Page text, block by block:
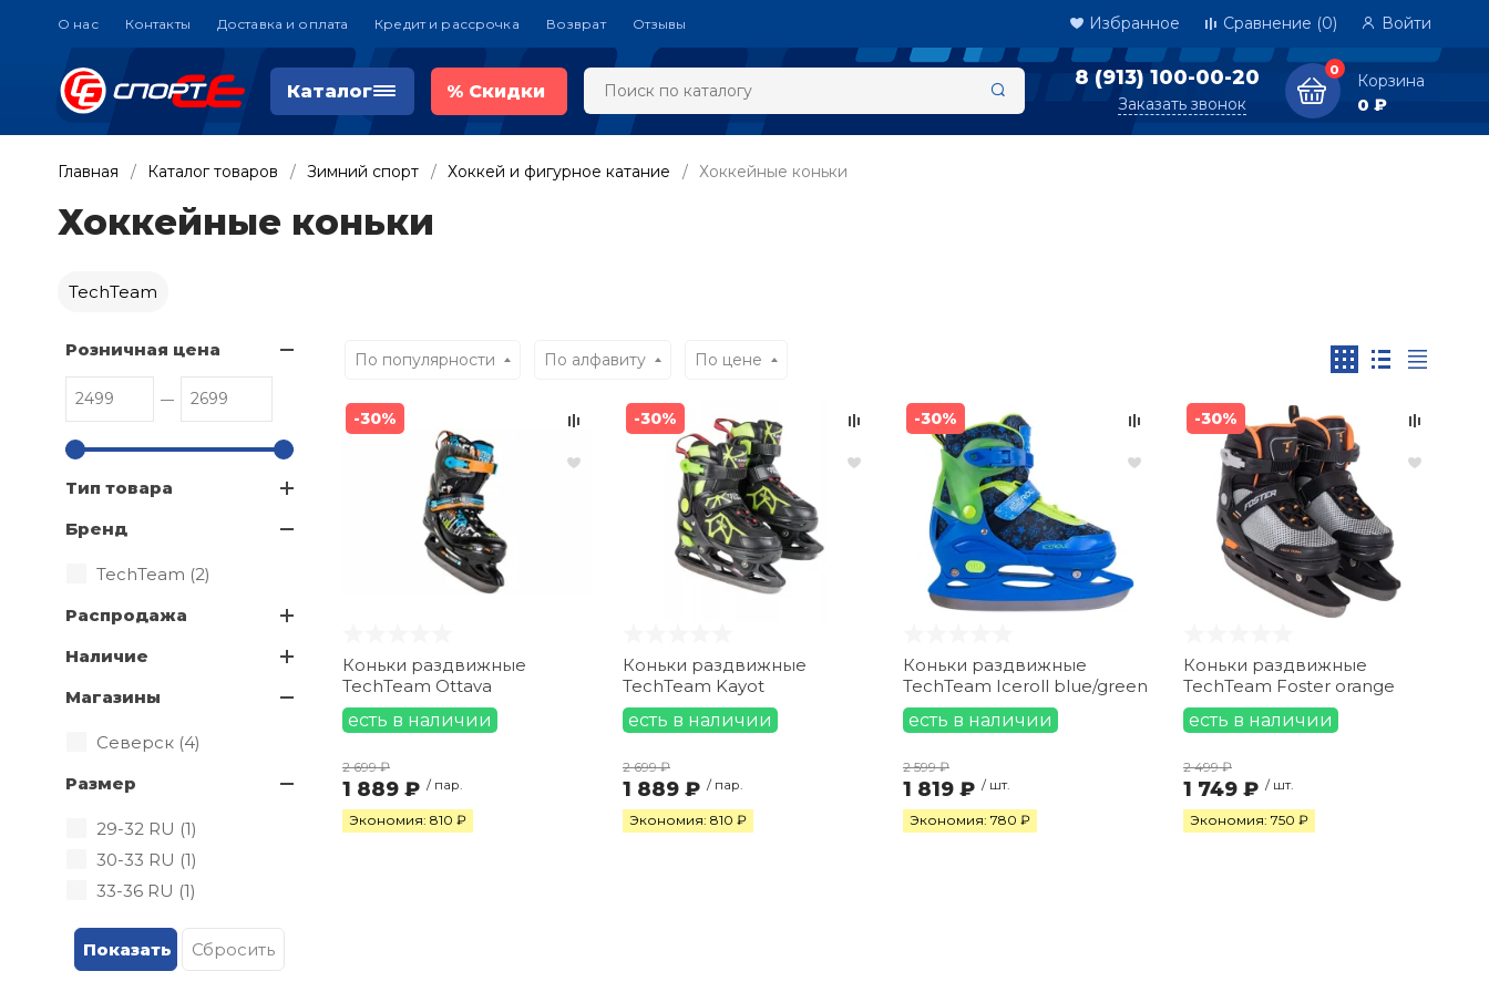
О нас Контакты Доставка и оплата Кредит и рассрочка Возврат Отзывы Избранное Сравнение (0) Войти
Каталог % Скидки
8 (913) 100-00-20
Заказать звонок
0
Корзина
0 ₽
Главная Каталог товаров Зимний спорт Хоккей и фигурное катание Хоккейные коньки
Хоккейные коньки
TechTeam
Розничная цена
Тип товара
Бренд
TechTeam (2)
Распродажа
Наличие
Магазины
Северск (4)
Размер
29-32 RU (1)
30-33 RU (1)
33-36 RU (1)
По популярности По алфавиту По цене
-30%
Коньки раздвижные
TechTeam Ottava
есть в наличии
2 699 ₽
1 889 ₽ / пар.
Экономия: 810 ₽
-30%
Коньки раздвижные
TechTeam Kayot
есть в наличии
2 699 ₽
1 889 ₽ / пар.
Экономия: 810 ₽
-30%
Коньки раздвижные
TechTeam Iceroll blue/green
есть в наличии
2 599 ₽
1 819 ₽ / шт.
Экономия: 780 ₽
-30%
Коньки раздвижные
TechTeam Foster orange
есть в наличии
2 499 ₽
1 749 ₽ / шт.
Экономия: 750 ₽